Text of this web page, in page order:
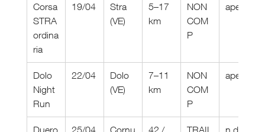
Corsa
STRA
ordina
ria
19/04
Stra
(VE)
5–17
km
NON
COM
P
aperte
Dolo
Night
Run
22/04
Dolo
(VE)
7–11
km
NON
COM
P
aperte